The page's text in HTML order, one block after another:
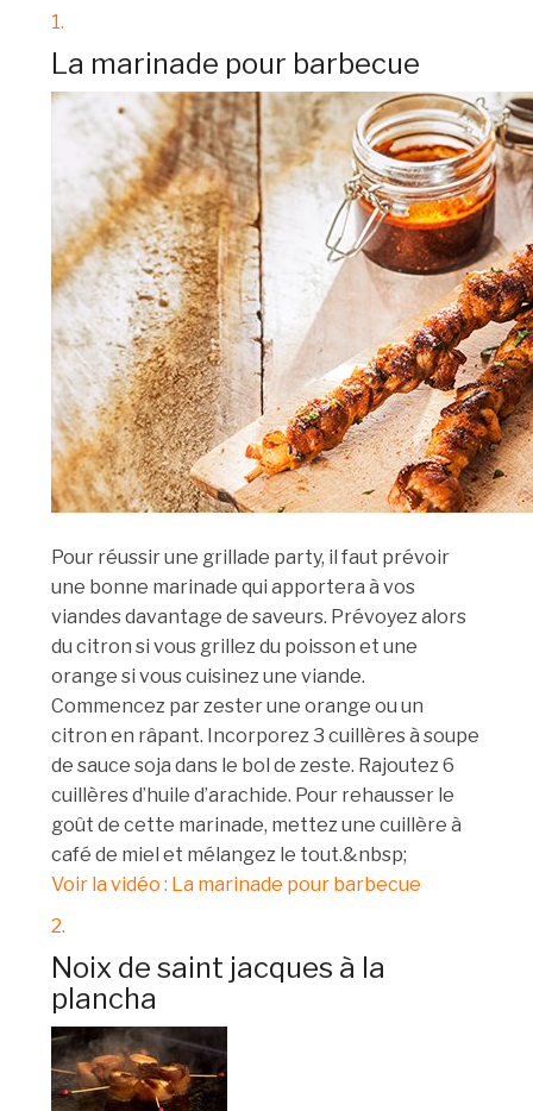
1.
La marinade pour barbecue
Pour réussir une grillade party, il faut prévoir
une bonne marinade qui apportera à vos
viandes davantage de saveurs. Prévoyez alors
du citron si vous grillez du poisson et une
orange si vous cuisinez une viande.
Commencez par zester une orange ou un
citron en râpant. Incorporez 3 cuillères à soupe
de sauce soja dans le bol de zeste. Rajoutez 6
cuillères d’huile d’arachide. Pour rehausser le
goût de cette marinade, mettez une cuillère à
café de miel et mélangez le tout.&nbsp;
Voir la vidéo : La marinade pour barbecue
2.
Noix de saint jacques à la
plancha